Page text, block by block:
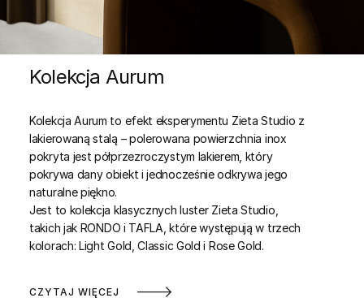
Kolekcja Aurum
Kolekcja Aurum to efekt eksperymentu Zieta Studio z
lakierowaną stalą – polerowana powierzchnia inox
pokryta jest półprzezroczystym lakierem, który
pokrywa dany obiekt i jednocześnie odkrywa jego
naturalne piękno.
Jest to kolekcja klasycznych luster Zieta Studio,
takich jak RONDO i TAFLA, które występują w trzech
kolorach: Light Gold, Classic Gold i Rose Gold.
CZYTAJ WIĘCEJ